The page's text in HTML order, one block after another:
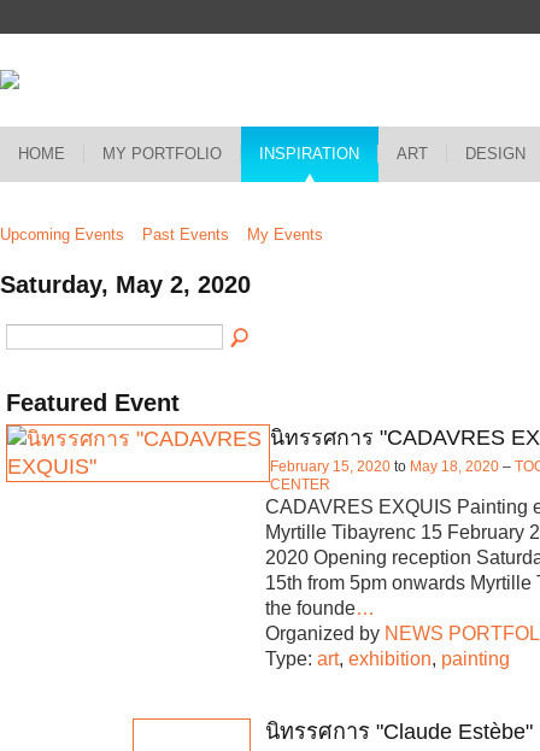
HOME MY PORTFOLIO INSPIRATION ART DESIGN
Upcoming Events Past Events My Events
Saturday, May 2, 2020
Featured Event
นิทรรศการ "CADAVRES
February 15, 2020 to May 18, 2020 –
CENTER
CADAVRES EXQUIS Painting
Myrtille Tibayrenc 15 February
2020 Opening reception
15th from 5pm onwards Myrtille
the founde
Organized by NEWS
Type: art, exhibition painting
นิทรรศการ "Claude Estèbe"